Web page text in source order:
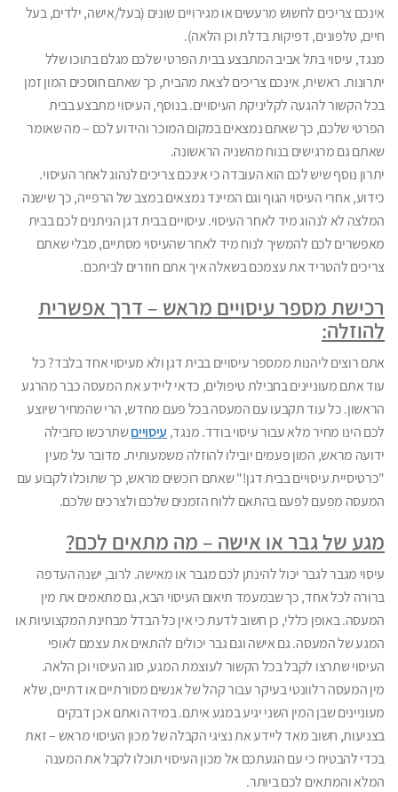
אינכם צריכים לחשוש מרעשים או מגירויים שונים (בעל/אישה, ילדים, בעל
חיים, טלפונים, דפיקות בדלת וכן הלאה).
מנגד, עיסוי בתל אביב המתבצע בבית הפרטי שלכם מגלם בתוכו שלל
יתרונות. ראשית, אינכם צריכים לצאת מהבית, כך שאתם חוסכים המון זמן
בכל הקשור להגעה לקליניקת העיסויים. בנוסף, העיסוי מתבצע בבית
הפרטי שלכם, כך שאתם נמצאים במקום המוכר והידוע לכם – מה שאומר
שאתם גם מרגישים בנוח מהשניה הראשונה.
יתרון נוסף שיש לכם הוא העובדה כי אינכם צריכים לנהוג לאחר העיסוי.
כידוע, אחרי העיסוי הגוף וגם המיינד נמצאים במצב של הרפייה, כך שישנה
המלצה לא לנהוג מיד לאחר העיסוי. עיסויים בבית דגן הניתנים לכם בבית
מאפשרים לכם להמשיך לנוח מיד לאחר שהעיסוי מסתיים, מבלי שאתם
צריכים להטריד את עצמכם בשאלה איך אתם חוזרים לביתכם.
רכישת מספר עיסויים מראש – דרך אפשרית
להוזלה:
אתם רוצים ליהנות ממספר עיסויים בבית דגן ולא מעיסוי אחד בלבד? כל
עוד אתם מעוניינים בחבילת טיפולים, כדאי ליידע את המעסה כבר מהרגע
הראשון. כל עוד תקבעו עם המעסה בכל פעם מחדש, הרי שהמחיר שיוצע
לכם הינו מחיר מלא עבור עיסוי בודד. מנגד, עיסוייםשתרכשו כחבילה
ידועה מראש, המון פעמים יובילו להוזלה משמעותית. מדובר על מעין
"כרטיסיית עיסויים בבית דגן!" שאתם רוכשים מראש, כך שתוכלו לקבוע עם
המעסה מפעם לפעם בהתאם ללוח הזמנים שלכם ולצרכים שלכם.
מגע של גבר או אישה – מה מתאים לכם?
עיסוי מגבר לגבר יכול להינתן לכם מגבר או מאישה. לרוב, ישנה העדפה
ברורה לכל אחד, כך שבמעמד תיאום העיסוי הבא, גם מתאמים את מין
המעסה. באופן כללי, כן חשוב לדעת כי אין כל הבדל מבחינת המקצועיות או
המגע של המעסה. גם אישה וגם גבר יכולים להתאים את עצמם לאופי
העיסוי שתרצו לקבל בכל הקשור לעוצמת המגע, סוג העיסוי וכן הלאה.
מין המעסה רלוונטי בעיקר עבור קהל של אנשים מסורתיים או דתיים, שלא
מעוניינים שבן המין השני יגיע במגע איתם. במידה ואתם אכן דבקים
בצניעות, חשוב מאד ליידע את נציגי הקבלה של מכון העיסוי מראש – זאת
בכדי להבטיח כי עם הגעתכם אל מכון העיסוי תוכלו לקבל את המענה
המלא והמתאים לכם ביותר.